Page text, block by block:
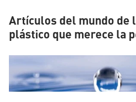
Artículos del mundo de
plástico que merece la